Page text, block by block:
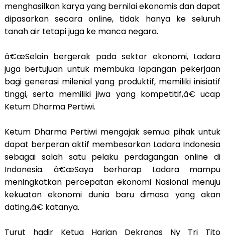
menghasilkan karya yang bernilai ekonomis dan dapat
dipasarkan secara online, tidak hanya ke seluruh
tanah air tetapi juga ke manca negara.
â€œSelain bergerak pada sektor ekonomi, Ladara
juga bertujuan untuk membuka lapangan pekerjaan
bagi generasi milenial yang produktif, memiliki inisiatif
tinggi, serta memiliki jiwa yang kompetitif,â€ ucap
Ketum Dharma Pertiwi.
Ketum Dharma Pertiwi mengajak semua pihak untuk
dapat berperan aktif membesarkan Ladara Indonesia
sebagai salah satu pelaku perdagangan online di
Indonesia. â€œSaya berharap Ladara mampu
meningkatkan percepatan ekonomi Nasional menuju
kekuatan ekonomi dunia baru dimasa yang akan
dating,â€ katanya.
Turut hadir Ketua Harian Dekranas Ny Tri Tito